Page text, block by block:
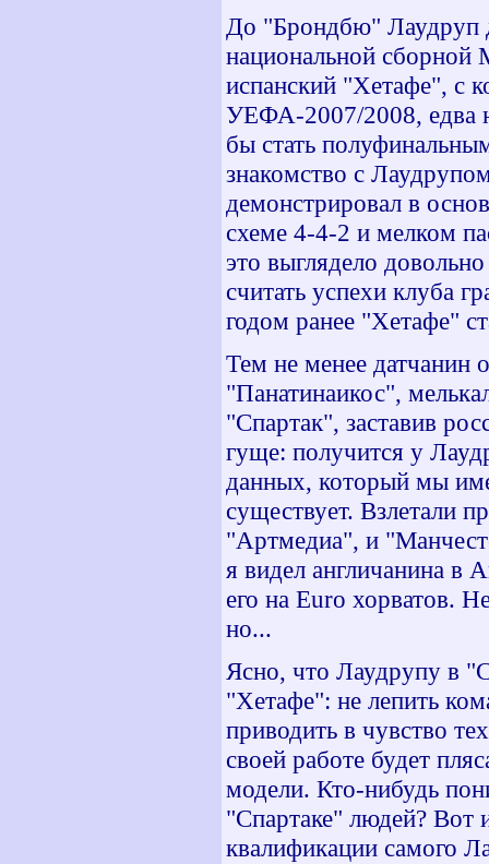
До "Брондбю" Лаудруп
национальной сборной
испанский "Хетафе", с
УЕФА-2007/2008, едва
бы стать
знакомство с
демонстрировал в
схеме 4-4-2 и мелком
это выглядело
считать успехи клуба
годом ранее "Хетафе"
Тем не менее датчанин
"Панатинаикос",
"Спартак", заставив
гуще: получится у
данных, который мы
существует. Взлетали
"Артмедиа", и
я видел англичанина в
его на Euro хорватов.
но...
Ясно, что Лаудрупу в
"Хетафе": не лепить
приводить в чувство
своей работе будет
модели. Кто-нибудь
"Спартаке" людей? Вот
квалификации самого